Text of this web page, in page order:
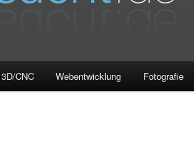
3D/CNC Webentwicklung Fotografie